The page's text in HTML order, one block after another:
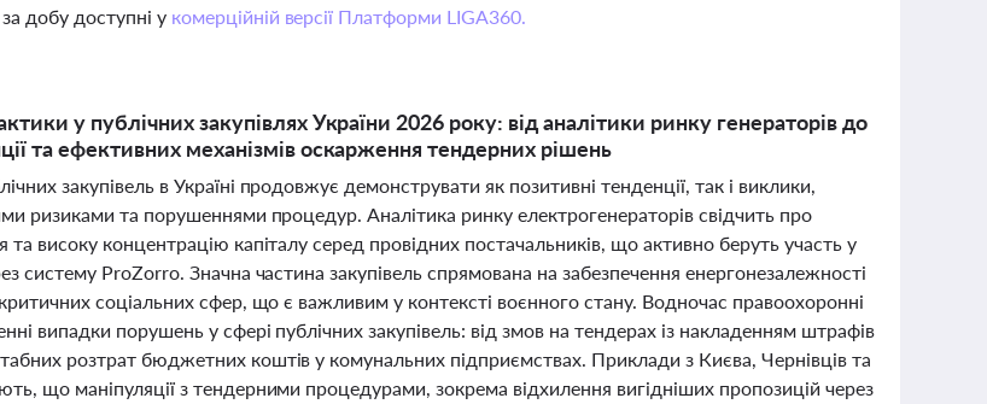
добу доступні у комерційній версії Платформи LIGA360.
у публічних закупівлях України 2026 року: від аналітики ринку генераторів до
та ефективних механізмів оскарження тендерних рішень
закупівель в Україні продовжує демонструвати як позитивні тенденції, так і виклики,
ризиками та порушеннями процедур. Аналітика ринку електрогенераторів свідчить про
та високу концентрацію капіталу серед провідних постачальників, що активно беруть участь у
систему ProZorro. Значна частина закупівель спрямована на забезпечення енергонезалежності
критичних соціальних сфер, що є важливим у контексті воєнного стану. Водночас правоохоронні
випадки порушень у сфері публічних закупівель: від змов на тендерах із накладенням штрафів
розтрат бюджетних коштів у комунальних підприємствах. Приклади з Києва, Чернівців та
що маніпуляції з тендерними процедурами, зокрема відхилення вигідніших пропозицій через